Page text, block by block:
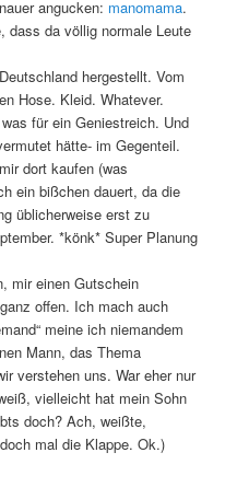
angucken: manomama.
dass da völlig normale Leute
hergestellt. Vom
Hose. Kleid. Whatever.
für ein Geniestreich. Und
hätte- im Gegenteil.
dort kaufen (was
ein bißchen dauert, da die
üblicherweise erst zu
*könk* Super Planung
mir einen Gutschein
offen. Ich mach auch
meine ich niemandem
Mann, das Thema
verstehen uns. War eher nur
vielleicht hat mein Sohn
doch? Ach, weißte,
mal die Klappe. Ok.)